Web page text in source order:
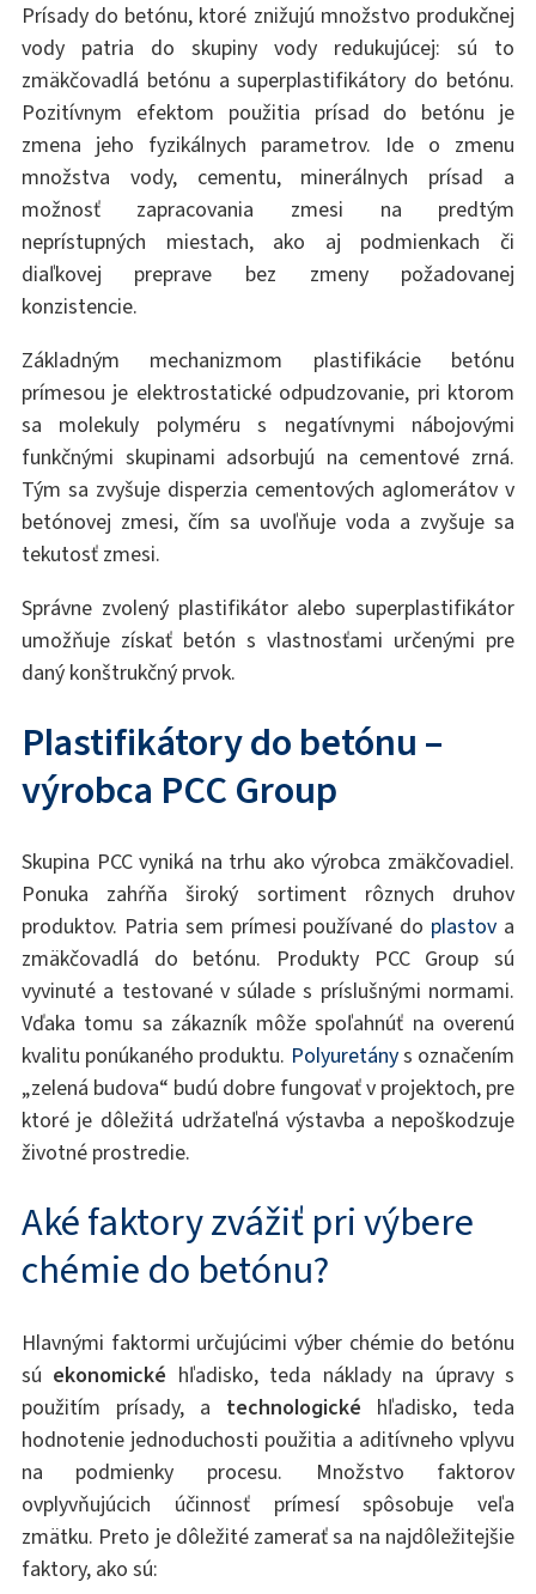
Prísady do betónu, ktoré znižujú množstvo produkčnej
vody patria do skupiny vody redukujúcej: sú to
zmäkčovadlá betónu a superplastifikátory do betónu.
Pozitívnym efektom použitia prísad do betónu je
zmena jeho fyzikálnych parametrov. Ide o zmenu
množstva vody, cementu, minerálnych prísad a
možnosť zapracovania zmesi na predtým
neprístupných miestach, ako aj podmienkach či
diaľkovej preprave bez zmeny požadovanej
konzistencie.
Základným mechanizmom plastifikácie betónu
prímesou je elektrostatické odpudzovanie, pri ktorom
sa molekuly polyméru s negatívnymi nábojovými
funkčnými skupinami adsorbujú na cementové zrná.
Tým sa zvyšuje disperzia cementových aglomerátov v
betónovej zmesi, čím sa uvoľňuje voda a zvyšuje sa
tekutosť zmesi.
Správne zvolený plastifikátor alebo superplastifikátor
umožňuje získať betón s vlastnosťami určenými pre
daný konštrukčný prvok.
Plastifikátory do betónu –
výrobca PCC Group
Skupina PCC vyniká na trhu ako výrobca zmäkčovadiel.
Ponuka zahŕňa široký sortiment rôznych druhov
produktov. Patria sem prímesi používané do plastov a
zmäkčovadlá do betónu. Produkty PCC Group sú
vyvinuté a testované v súlade s príslušnými normami.
Vďaka tomu sa zákazník môže spoľahnúť na overenú
kvalitu ponúkaného produktu. Polyuretánys označením
„zelená budova“ budú dobre fungovať v projektoch, pre
ktoré je dôležitá udržateľná výstavba a nepoškodzuje
životné prostredie.
Aké faktory zvážiť pri výbere
chémie do betónu?
Hlavnými faktormi určujúcimi výber chémie do betónu
sú ekonomické hľadisko, teda náklady na úpravy s
použitím prísady, a technologické hľadisko, teda
hodnotenie jednoduchosti použitia a aditívneho vplyvu
na podmienky procesu. Množstvo faktorov
ovplyvňujúcich účinnosť prímesí spôsobuje veľa
zmätku. Preto je dôležité zamerať sa na najdôležitejšie
faktory, ako sú: